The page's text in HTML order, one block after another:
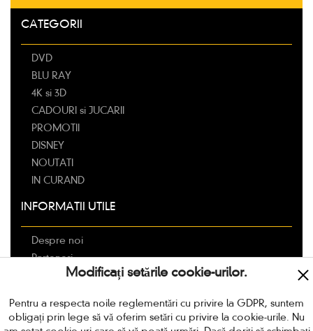
CATEGORII
DVD
BLU RAY
4K si 3D
CADOURI si JUCARII
PROMOTII
DISNEY
NOUTATI
IN CURAND
INFORMATII UTILE
Despre noi
Parteneri
Livrarea
Politica de retur
Termeni si conditii
Modificați setările cookie-urilor.
Pentru a respecta noile reglementări cu privire la GDPR, suntem
obligați prin lege să vă oferim setări cu privire la cookie-urile. Nu